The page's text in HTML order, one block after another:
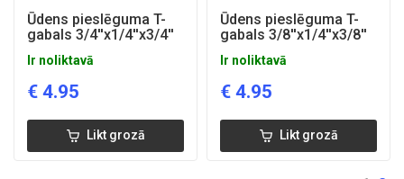
Ūdens pieslēguma T-
gabals 3/4''x1/4''x3/4''
Ir noliktavā
€ 4.95
Likt grozā
Ūdens pieslēguma T-
gabals 3/8''x1/4''x3/8''
Ir noliktavā
€ 4.95
Likt grozā